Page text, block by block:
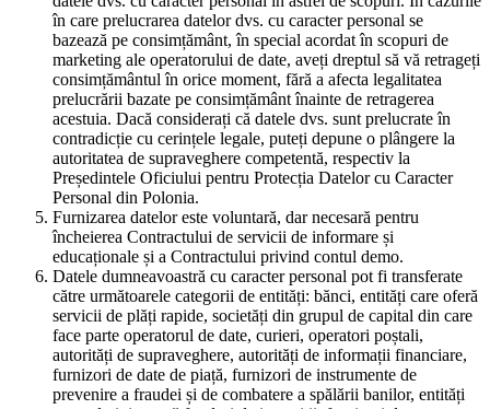
în care prelucrarea datelor dvs. cu caracter personal se
bazează pe consimțământ, în special acordat în scopuri de
marketing ale operatorului de date, aveți dreptul să vă retrageți
consimțământul în orice moment, fără a afecta legalitatea
prelucrării bazate pe consimțământ înainte de retragerea
acestuia. Dacă considerați că datele dvs. sunt prelucrate în
contradicție cu cerințele legale, puteți depune o plângere la
autoritatea de supraveghere competentă, respectiv la
Președintele Oficiului pentru Protecția Datelor cu Caracter
Personal din Polonia.
Furnizarea datelor este voluntară, dar necesară pentru
încheierea Contractului de servicii de informare și
educaționale și a Contractului privind contul demo.
Datele dumneavoastră cu caracter personal pot fi transferate
către următoarele categorii de entități: bănci, entități care oferă
servicii de plăți rapide, societăți din grupul de capital din care
face parte operatorul de date, curieri, operatori poștali,
autorități de supraveghere, autorități de informații financiare,
furnizori de date de piață, furnizori de instrumente de
prevenire a fraudei și de combatere a spălării banilor, entități